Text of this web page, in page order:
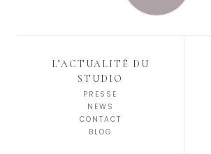
L’ACTUALITÉ DU
STUDIO
PRESSE
NEWS
CONTACT
BLOG